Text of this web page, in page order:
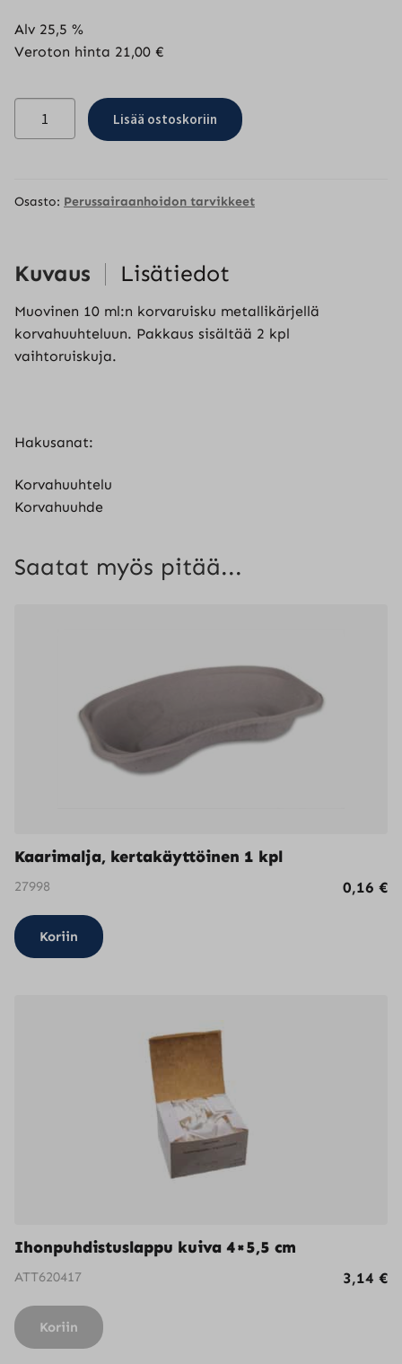
Alv 25,5 %
Veroton hinta 21,00 €
korvaruisku
2
määrä
Lisää ostoskoriin
Osasto: Perussairaanhoidon tarvikkeet
Kuvaus Lisätiedot
Muovinen 10 ml:n korvaruisku metallikärjellä
korvahuuhteluun. Pakkaus sisältää 2 kpl
vaihtoruiskuja.
Hakusanat:
Korvahuuhtelu
Korvahuuhde
Saatat myös pitää...
Kaarimalja, kertakäyttöinen 1 kpl
27998 0,16 €
Koriin
Ihonpuhdistuslappu kuiva 4×5,5 cm
ATT620417 3,14 €
Koriin